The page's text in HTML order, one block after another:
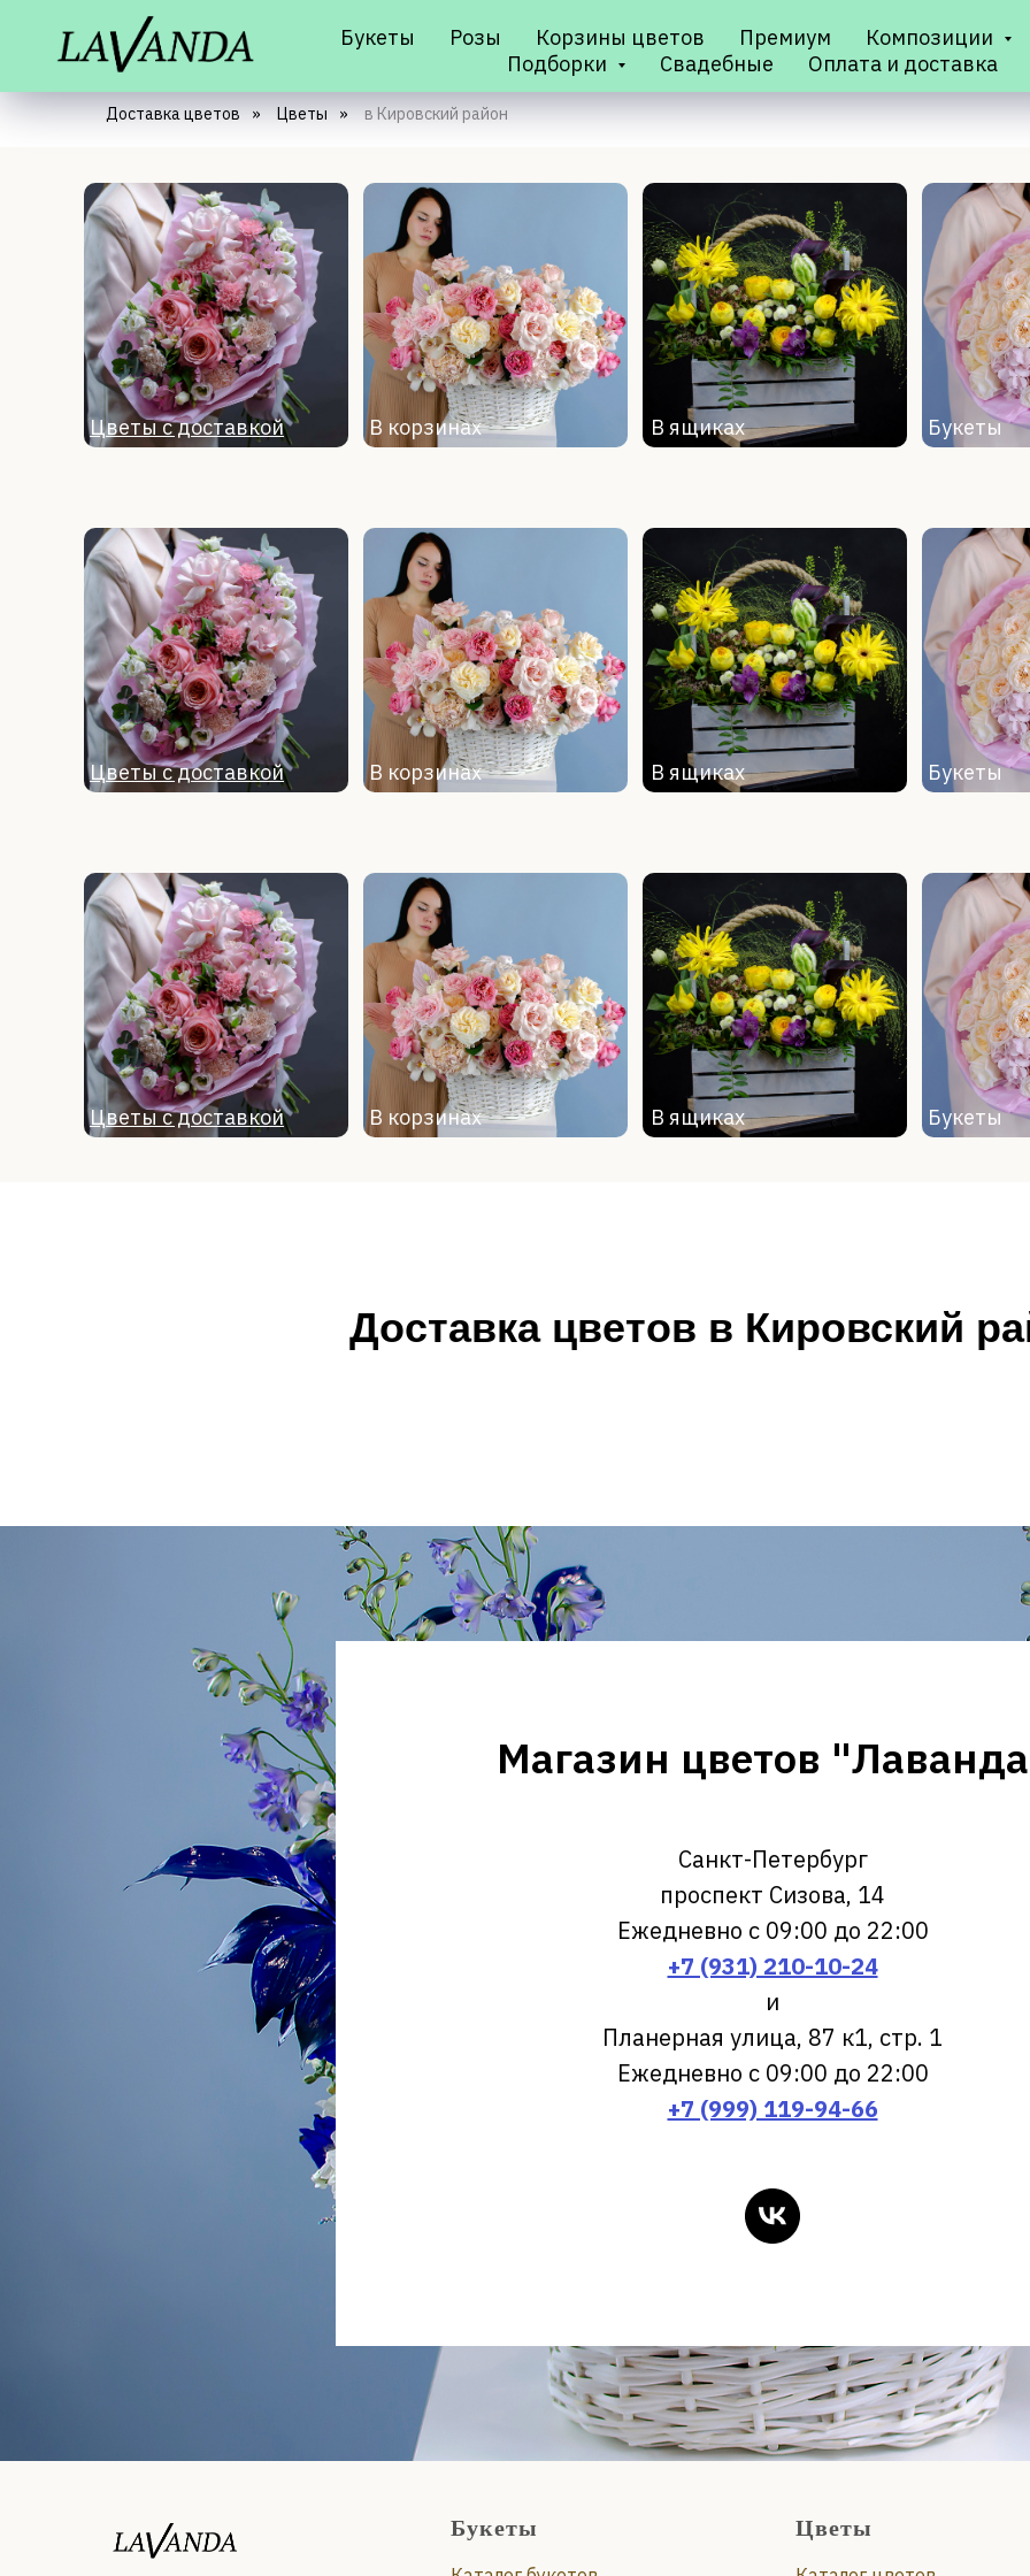
Букеты Розы Корзины цветов Премиум
Композиции
Подборки
Свадебные Оплата и доставка
Доставка цветов » Цветы » в Кировский район
В корзинах Букеты
В ящиках
В корзинах
Цветы с доставкой
Цветы с доставкой
В корзинах Букеты
В ящиках
В корзинах
Цветы с доставкой
Цветы с доставкой
В корзинах Букеты
В ящиках
Цветы с доставкой
Доставка цветов в Кировский
Магазин цветов
Санкт-Петербург
проспект Сизова, 14
Ежедневно с 09:00 до 22:00
+7 (931) 210-10-24
и
Планерная улица, 87 к1, стр. 1
Ежедневно с 09:00 до 22:00
+7 (999) 119-94-66
Букеты Цветы